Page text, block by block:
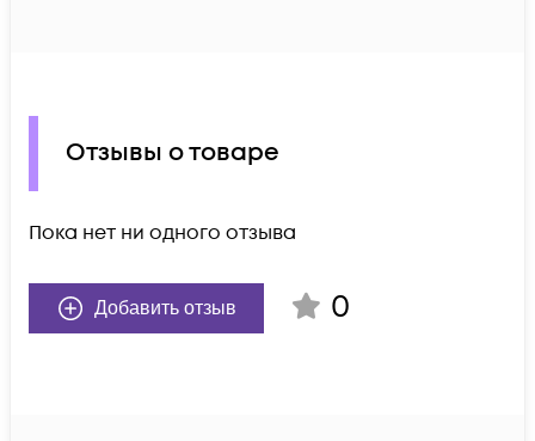
Отзывы о товаре
Пока нет ни одного отзыва
Добавить отзыв 0